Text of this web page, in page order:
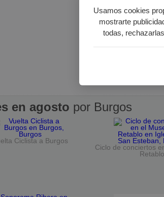
Usamos cookies
mostrarte
todas,
en agosto por Burgos
Ciclista a Burgos
Ciclo de conciertos
Retablo